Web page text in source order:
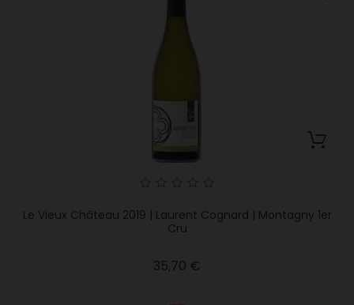
Le Vieux Château 2019 | Laurent Cognard | Montagny 1er
Cru
35,70 €